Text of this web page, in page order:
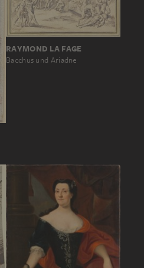
RAYMOND LA FAGE
Bacchus und Ariadne